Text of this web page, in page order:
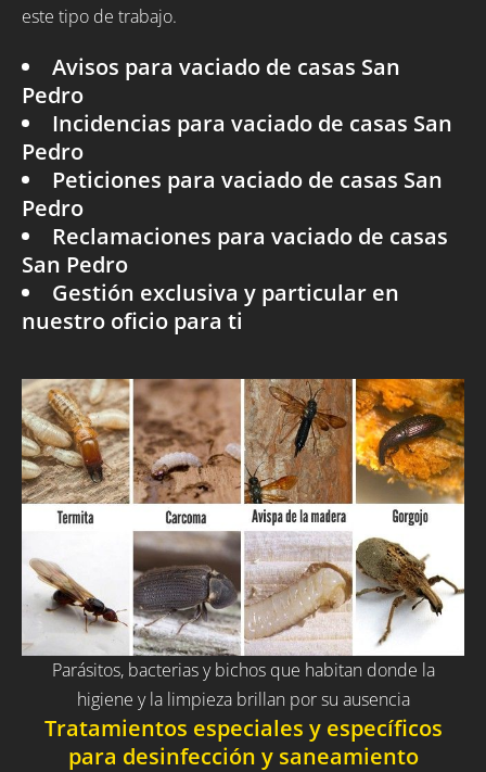
este tipo de trabajo.
Avisos para vaciado de casas San
Pedro
Incidencias para vaciado de casas San
Pedro
Peticiones para vaciado de casas San
Pedro
Reclamaciones para vaciado de casas
San Pedro
Gestión exclusiva y particular en
nuestro oficio para ti
Parásitos, bacterias y bichos que habitan donde la
higiene y la limpieza brillan por su ausencia
Tratamientos especiales y específicos
para desinfección y saneamiento